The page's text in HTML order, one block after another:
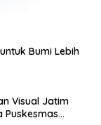
Bumi Lebih
Visual Jatim
Puskesmas